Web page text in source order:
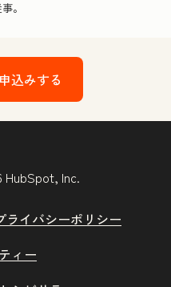
。
込みする
Inc.
ライバシーポリシー
ィー